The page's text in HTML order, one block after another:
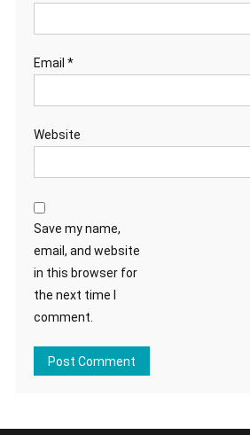
Email *
Website
Save my name,
email, and website
in this browser for
the next time I
comment.